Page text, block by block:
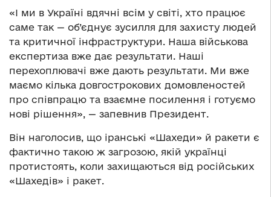
«І ми в Україні вдячні всім у світі, хто працює
саме так — об’єднує зусилля для захисту людей
та критичної інфраструктури. Наша військова
експертиза вже дає результати. Наші
перехоплювачі вже дають результати. Ми вже
маємо кілька довгострокових домовленостей
про співпрацю та взаємне посилення і готуємо
нові рішення», — запевнив Президент.
Він наголосив, що іранські «Шахеди» й ракети є
фактично такою ж загрозою, якій українці
протистоять, коли захищаються від російських
«Шахедів» і ракет.